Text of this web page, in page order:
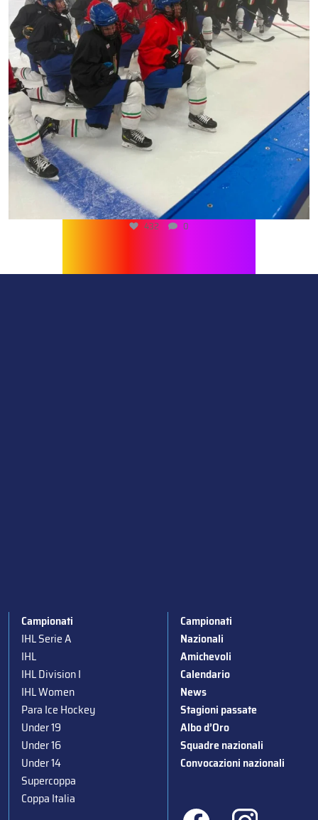
432 0
Campionati
IHL Serie A
IHL
IHL Division I
IHL Women
Para Ice Hockey
Under 19
Under 16
Under 14
Supercoppa
Coppa Italia
Campionati
Nazionali
Amichevoli
Calendario
News
Stagioni passate
Albo d’Oro
Squadre nazionali
Convocazioni nazionali